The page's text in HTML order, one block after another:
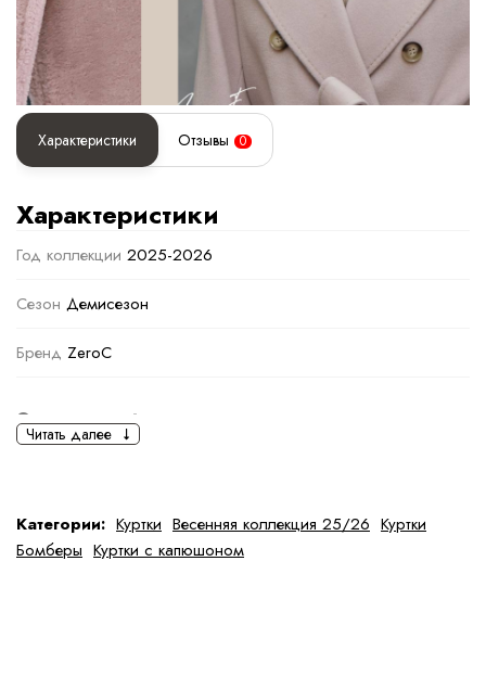
Характеристики Отзывы 0
Характеристики
Год коллекции 2025-2026
Сезон Демисезон
Бренд ZeroC
Основная информация
Ткань Полиэстер
Состав ткани 100 % полиэстер
Читать далее
Категории: Куртки Весенняя коллекция 25/26 Куртки
Бомберы Куртки с капюшоном